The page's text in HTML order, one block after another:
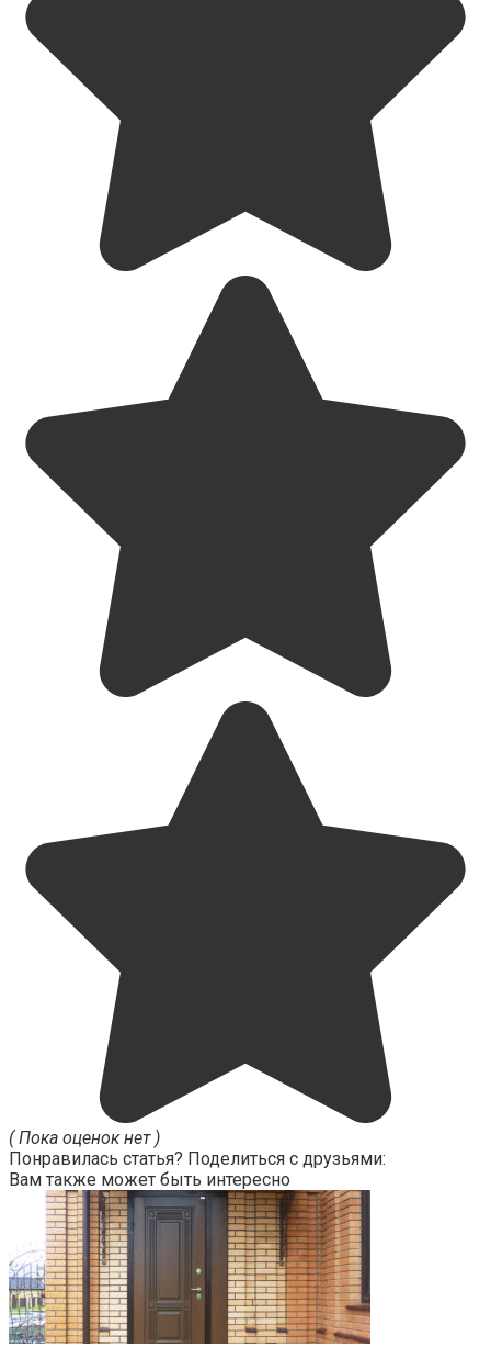
( Пока оценок нет )
Понравилась статья? Поделиться с друзьями:
Вам также может быть интересно